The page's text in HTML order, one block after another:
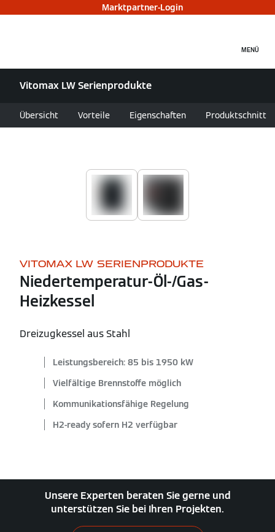
Marktpartner-Login
MENÜ
Vitomax LW Serienprodukte
Übersicht Vorteile Eigenschaften Produktschnitt
VITOMAX LW SERIENPRODUKTE
Niedertemperatur-Öl-/Gas-
Heizkessel
Dreizugkessel aus Stahl
Leistungsbereich: 85 bis 1950 kW
Vielfältige Brennstoffe möglich
Kommunikationsfähige Regelung
H2-ready sofern H2 verfügbar
Unsere Experten beraten Sie gerne und
unterstützen Sie bei Ihren Projekten.